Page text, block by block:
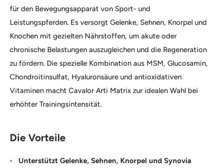
für den Bewegungsapparat von Sport- und
Leistungspferden. Es versorgt Gelenke, Sehnen, Knorpel und
Knochen mit gezielten Nährstoffen, um akute oder
chronische Belastungen auszugleichen und die Regeneration
zu fördern. Die spezielle Kombination aus MSM, Glucosamin,
Chondroitinsulfat, Hyaluronsäure und antioxidativen
Vitaminen macht Cavalor Arti Matrix zur idealen Wahl bei
erhöhter Trainingsintensität.
Die Vorteile
Unterstützt Gelenke, Sehnen, Knorpel und Synovia